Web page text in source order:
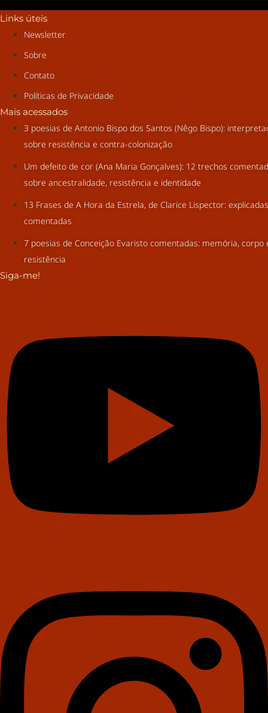
Links úteis
Newsletter
Sobre
Contato
Políticas de Privacidade
Mais acessados
3 poesias de Antonio Bispo dos Santos (Nêgo Bispo):
sobre resistência e contra-colonização
Um defeito de cor (Ana Maria Gonçalves): 12 trechos
sobre ancestralidade, resistência e identidade
13 Frases de A Hora da Estrela, de Clarice Lispector:
comentadas
7 poesias de Conceição Evaristo comentadas: memória, corpo
resistência
Siga-me!